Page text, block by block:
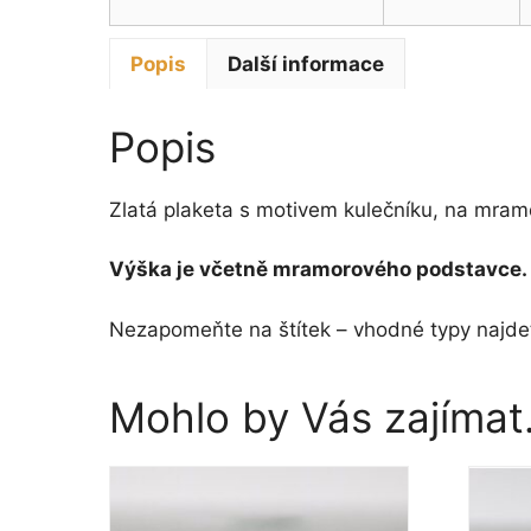
Popis Další informace
Popis
Zlatá plaketa s motivem kulečníku, na
Výška je včetně mramorového podstavce.
Nezapomeňte na štítek – vhodné typy
Mohlo by Vás